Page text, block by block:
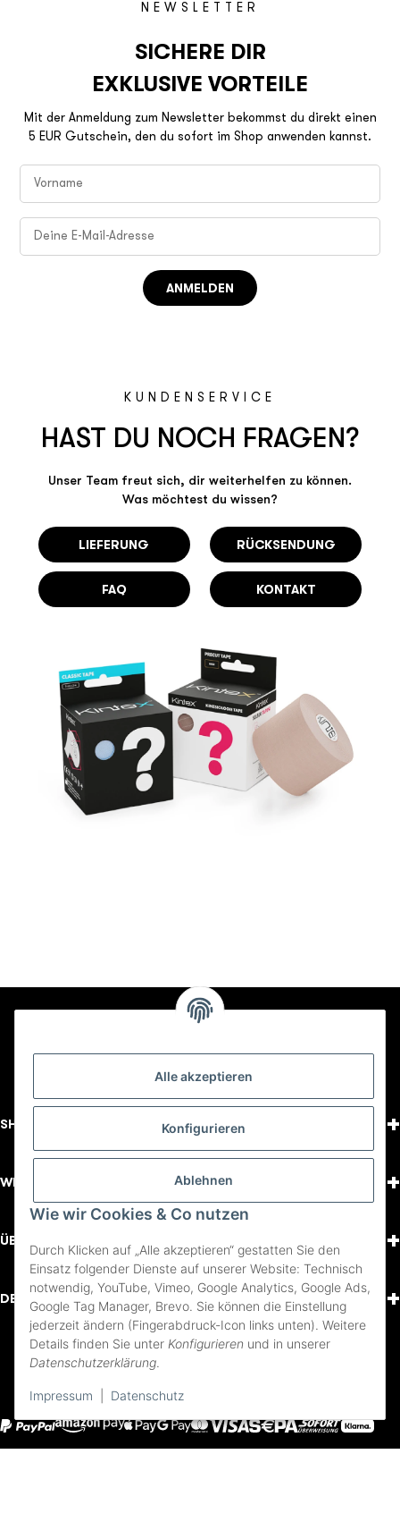
Alle akzeptieren
Konfigurieren
Ablehnen
Wie wir Cookies & Co nutzen
Durch Klicken auf „Alle akzeptieren“ gestatten Sie den
Einsatz folgender Dienste auf unserer Website: Technisch
notwendig, YouTube, Vimeo, Google Analytics, Google Ads,
Google Tag Manager, Brevo. Sie können die Einstellung
jederzeit ändern (Fingerabdruck-Icon links unten). Weitere
Details finden Sie unter Konfigurieren und in unserer
Datenschutzerklärung.
Impressum Datenschutz
NEWSLETTER
SICHERE DIR
EXKLUSIVE VORTEILE
Mit der Anmeldung zum Newsletter bekommst du direkt einen
5 EUR Gutschein, den du sofort im Shop anwenden kannst.
ANMELDEN
KUNDENSERVICE
HAST DU NOCH FRAGEN?
Unser Team freut sich, dir weiterhelfen zu können.
Was möchtest du wissen?
LIEFERUNG RÜCKSENDUNG
FAQ KONTAKT
SHOPPING +
WISSENSWERTES +
ÜBER UNS +
DEIN KONTO +
FOLGE UNS